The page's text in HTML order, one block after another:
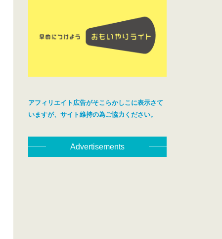
アフィリエイト広告がそこらかしこに表示さて
いますが、サイト維持の為ご協力ください。
Advertisements